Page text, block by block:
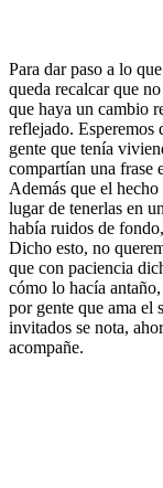
Para dar paso a lo
queda recalcar que
que haya un cambio
reflejado. Esperemos
gente que tenía
compartían una frase
Además que el
lugar de tenerlas en
había ruidos de
Dicho esto, no
que con paciencia
cómo lo hacía
por gente que ama el
invitados se nota,
acompañe.